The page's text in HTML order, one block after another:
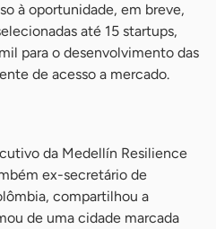
à oportunidade, em breve,
até 15 startups,
para o desenvolvimento das
de acesso a mercado.
da Medellín Resilience
ex-secretário de
compartilhou a
de uma cidade marcada